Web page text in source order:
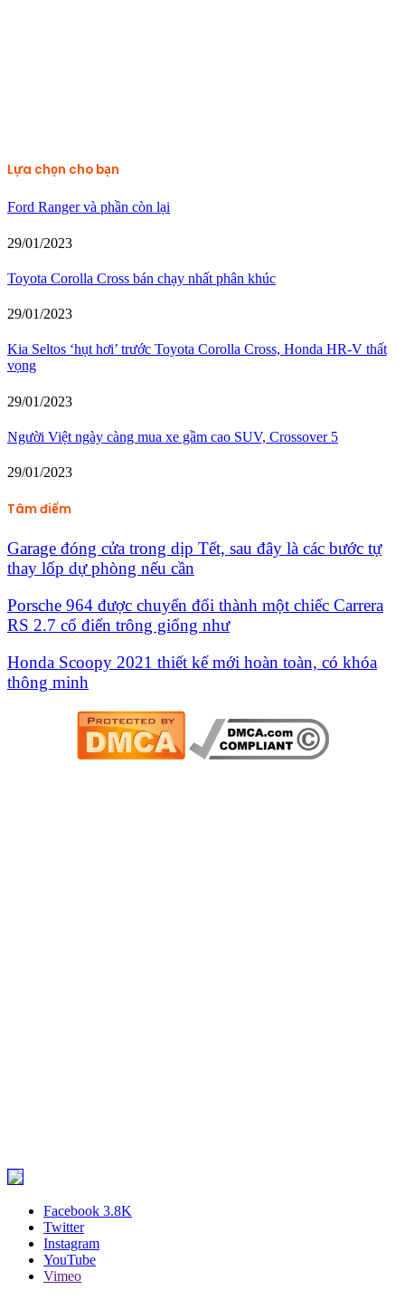
Lựa chọn cho bạn
Ford Ranger và phần còn lại
29/01/2023
Toyota Corolla Cross bán chạy nhất phân khúc
29/01/2023
Kia Seltos ‘hụt hơi’ trước Toyota Corolla Cross, Honda HR-V thất
vọng
29/01/2023
Người Việt ngày càng mua xe gầm cao SUV, Crossover 5
29/01/2023
Tâm điểm
Garage đóng cửa trong dịp Tết, sau đây là các bước tự
thay lốp dự phòng nếu cần
Porsche 964 được chuyển đổi thành một chiếc Carrera
RS 2.7 cổ điển trông giống như
Honda Scoopy 2021 thiết kế mới hoàn toàn, có khóa
thông minh
Facebook 3.8K
Twitter
Instagram
YouTube
Vimeo